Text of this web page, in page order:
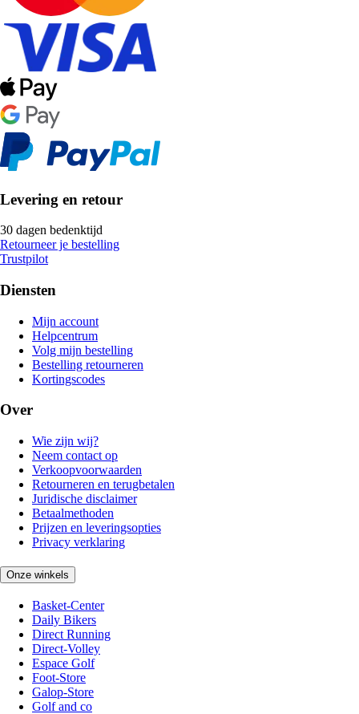
Levering en retour
30 dagen bedenktijd
Retourneer je bestelling
Trustpilot
Diensten
Mijn account
Helpcentrum
Volg mijn bestelling
Bestelling retourneren
Kortingscodes
Over
Wie zijn wij?
Neem contact op
Verkoopvoorwaarden
Retourneren en terugbetalen
Juridische disclaimer
Betaalmethoden
Prijzen en leveringsopties
Privacy verklaring
Onze winkels
Basket-Center
Daily Bikers
Direct Running
Direct-Volley
Espace Golf
Foot-Store
Galop-Store
Golf and co